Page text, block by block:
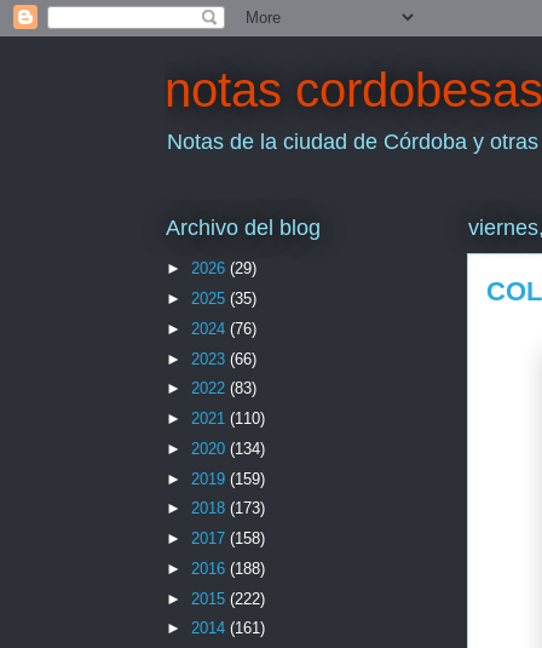
notas cordobesas
Notas de la ciudad de Córdoba y
Archivo del blog
► 2026 (29)
► 2025 (35)
► 2024 (76)
► 2023 (66)
► 2022 (83)
► 2021 (110)
► 2020 (134)
► 2019 (159)
► 2018 (173)
► 2017 (158)
► 2016 (188)
► 2015 (222)
► 2014 (161)